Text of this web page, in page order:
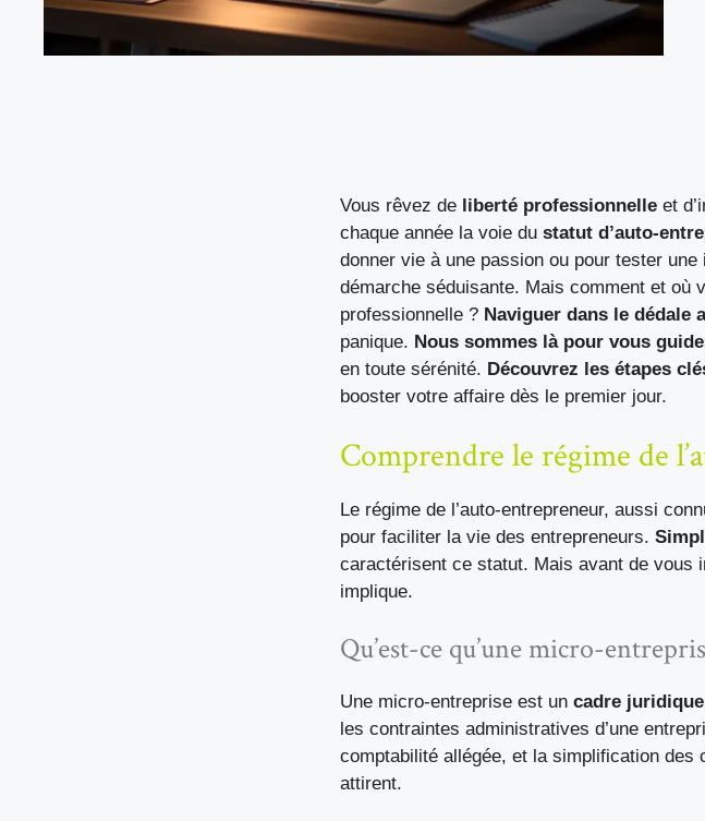
Vous rêvez de liberté professionnelle et
chaque année la voie du statut d’auto-
donner vie à une passion ou pour tester
démarche séduisante. Mais comment et où
professionnelle ? Naviguer dans le dédale
panique. Nous sommes là pour vous
en toute sérénité. Découvrez les étapes
booster votre affaire dès le premier jour.
Comprendre le régime de
Le régime de l’auto-entrepreneur, aussi
pour faciliter la vie des entrepreneurs.
caractérisent ce statut. Mais avant de vous
implique.
Qu’est-ce qu’une micro-
Une micro-entreprise est un cadre juridique
les contraintes administratives d’une
comptabilité allégée, et la simplification des
attirent.